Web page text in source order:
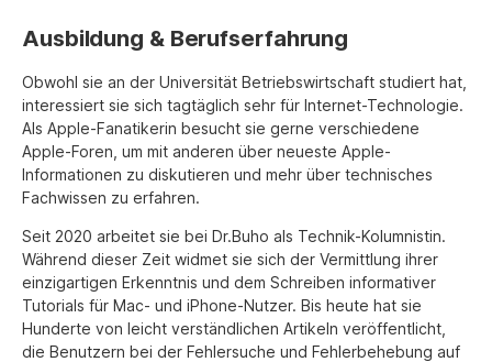
Ausbildung & Berufserfahrung
Obwohl sie an der Universität Betriebswirtschaft studiert hat,
interessiert sie sich tagtäglich sehr für Internet-Technologie.
Als Apple-Fanatikerin besucht sie gerne verschiedene
Apple-Foren, um mit anderen über neueste Apple-
Informationen zu diskutieren und mehr über technisches
Fachwissen zu erfahren.
Seit 2020 arbeitet sie bei Dr.Buho als Technik-Kolumnistin.
Während dieser Zeit widmet sie sich der Vermittlung ihrer
einzigartigen Erkenntnis und dem Schreiben informativer
Tutorials für Mac- und iPhone-Nutzer. Bis heute hat sie
Hunderte von leicht verständlichen Artikeln veröffentlicht,
die Benutzern bei der Fehlersuche und Fehlerbehebung auf